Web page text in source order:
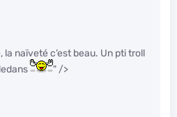
la naïveté c’est beau. Un pti troll
" />